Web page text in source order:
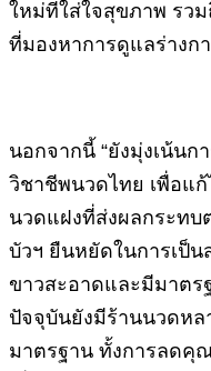
ใหม่ที่ใส่ใจสุขภาพ รว
ที่มองหาการดูแลร่าง
นอกจากนี้ “ยังมุ่งเน้น
วิชาชีพนวดไทย เพื่อแก้
นวดแฝงที่ส่งผลกระท
บัวฯ ยืนหยัดในการเป็
ขาวสะอาดและมีมาตร
ปัจจุบันยังมีร้านนวดหล
มาตรฐาน ทั้งการลด